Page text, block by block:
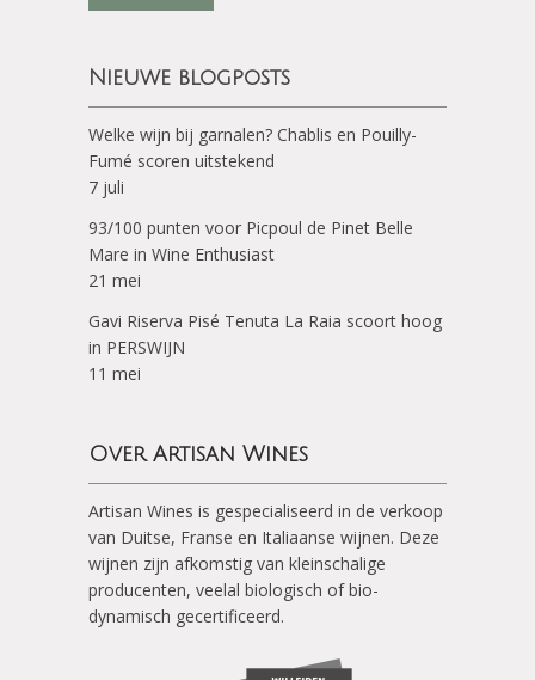
Nieuwe blogposts
Welke wijn bij garnalen? Chablis en Pouilly-
Fumé scoren uitstekend
7 juli
93/100 punten voor Picpoul de Pinet Belle
Mare in Wine Enthusiast
21 mei
Gavi Riserva Pisé Tenuta La Raia scoort hoog
in PERSWIJN
11 mei
Over Artisan Wines
Artisan Wines is gespecialiseerd in de verkoop
van Duitse, Franse en Italiaanse wijnen. Deze
wijnen zijn afkomstig van kleinschalige
producenten, veelal biologisch of bio-
dynamisch gecertificeerd.